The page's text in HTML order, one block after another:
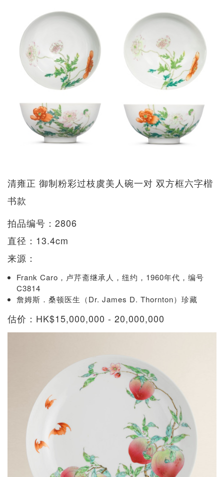
清雍正 御制粉彩过枝虞美人碗一对 双方框六字楷
书款
拍品编号：2806
直径：13.4cm
来源：
Frank Caro，卢芹斋继承人，纽约，1960年代，编号
C3814
詹姆斯．桑顿医生（Dr. James D. Thornton）珍藏
估价：HK$15,000,000 - 20,000,000